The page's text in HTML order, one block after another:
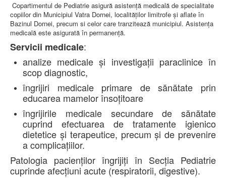
JURIDIC
LEGISLAȚIE
ECONOMIC
ACHIZIŢII PUBLICE
BUGET
CONTRACTE C.A.S.
CONTRACTE PROGRAME NAȚIONALE
CHELTUIELI
CONSILIU DE ETICĂ
CONTACT
INFORMAŢII CONTACT
RUTE ACCES
RELAȚIA CU MASS-MEDIA
PURTĂTOR DE CUVÂNT
REGULI ACCES MASS-MEDIA
ORAR AUDIENŢE
Copartimentul de Pediatrie asigură asistenţă medicală de specialitate
copiilor din Municipiul Vatra Dornei, localităţilor limitrofe şi aflate în
Bazinul Dornei, precum si celor care tranzitează municipiul. Asistenţa
medicală este asigurată în permanenţă.
Servicii medicale:
analize medicale și investigații paraclinice în
scop diagnostic,
îngrijiri medicale primare de sănătate prin
educarea mamelor însoțitoare
îngrijirile medicale secundare de sănătate
cuprind efectuarea de tratamente igienico
dietetice și terapeutice, precum și de prevenire
a complicațiilor.
Patologia pacienților îngrijiți în Secția Pediatrie
cuprinde afecțiuni acute (respiratorii, digestive).